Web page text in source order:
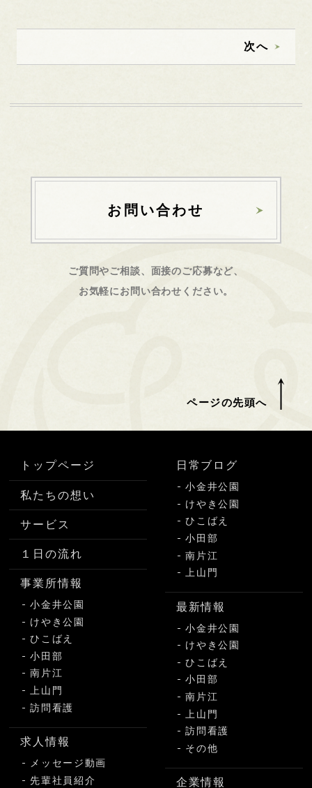
次へ
お問い合わせ
ご質問やご相談、面接のご応募など、
お気軽にお問い合わせください。
ページの先頭へ
トップページ
私たちの想い
サービス
１日の流れ
事業所情報
小金井公園
けやき公園
ひこばえ
小田部
南片江
上山門
訪問看護
求人情報
メッセージ動画
先輩社員紹介
日常ブログ
小金井公園
けやき公園
ひこばえ
小田部
南片江
上山門
最新情報
小金井公園
けやき公園
ひこばえ
小田部
南片江
上山門
訪問看護
その他
企業情報